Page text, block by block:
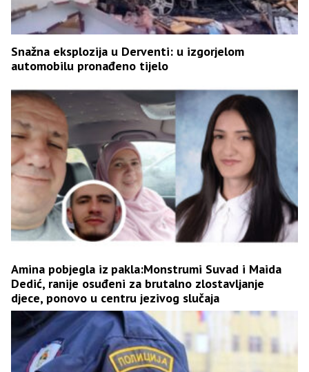
Snažna eksplozija u Derventi: u izgorjelom
automobilu pronađeno tijelo
Amina pobjegla iz pakla:Monstrumi Suvad i Maida
Dedić, ranije osuđeni za brutalno zlostavljanje
djece, ponovo u centru jezivog slučaja